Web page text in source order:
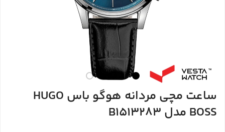
ساعت مچی مردانه هوگو باس HUGO
BOSS مدل B1513283